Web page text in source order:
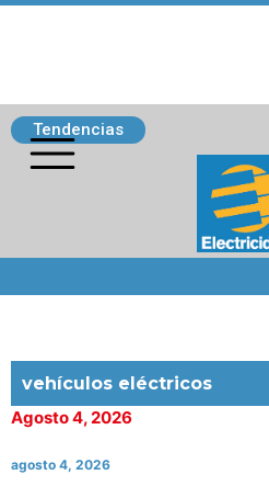
Tendencias
vehículos eléctricos
Agosto 4, 2026
agosto 4, 2026